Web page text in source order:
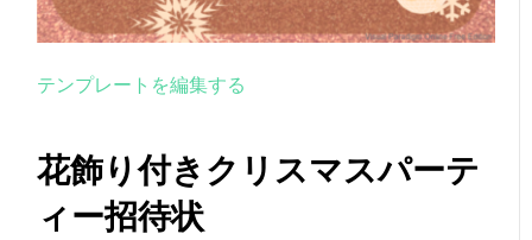
テンプレートを編集する
花飾り付きクリスマスパーテ
ィー招待状